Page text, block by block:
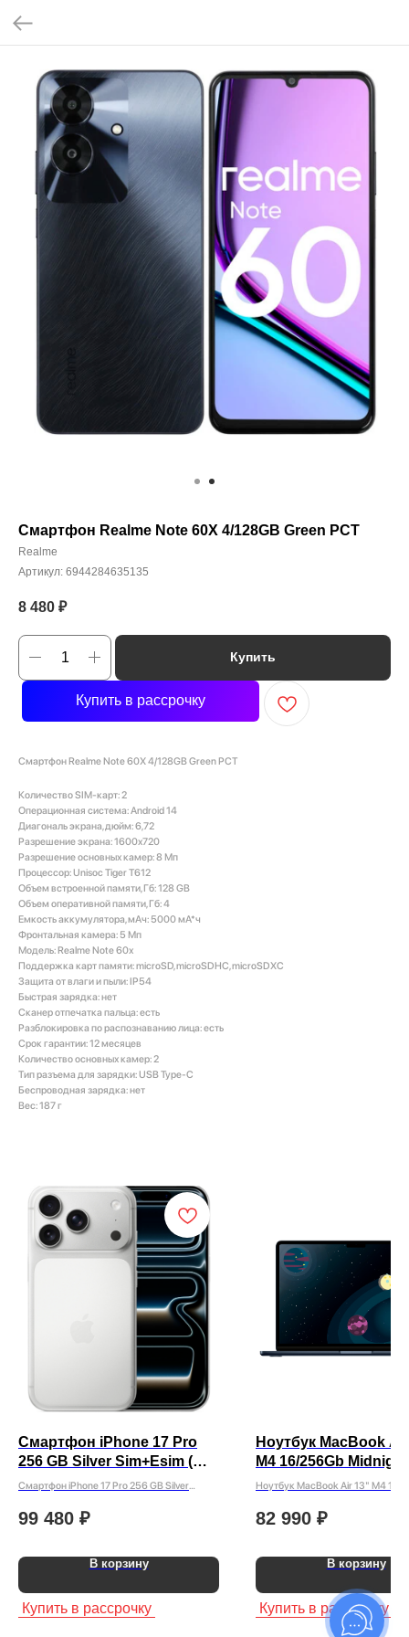
Смартфон Realme Note 60Х 4/128GB Green РСТ
Realme
Артикул: 6944284635135
8 480 ₽
Купить
Купить в рассрочку
Смартфон Realme Note 60Х 4/128GB Green РСТ
Количество SIM-карт: 2
Операционная система: Android 14
Диагональ экрана, дюйм: 6,72
Разрешение экрана: 1600x720
Разрешение основных камер: 8 Мп
Процессор: Unisoc Tiger T612
Объем встроенной памяти, Гб: 128 GB
Объем оперативной памяти, Гб: 4
Емкость аккумулятора, мАч: 5000 мА*ч
Фронтальная камера: 5 Мп
Модель: Realme Note 60х
Поддержка карт памяти: microSD, microSDHC, microSDXC
Защита от влаги и пыли: IP54
Быстрая зарядка: нет
Сканер отпечатка пальца: есть
Разблокировка по распознаванию лица: есть
Срок гарантии: 12 месяцев
Количество основных камер: 2
Тип разъема для зарядки: USB Type-C
Беспроводная зарядка: нет
Вес: 187 г
Смартфон iPhone 17 Pro
256 GB Silver Sim+Esim (
без Rustore )
Смартфон iPhone 17 Pro 256 GB Silver
99 480 ₽
В корзину
Купить в рассрочку
Ноутбук MacBook
M4 16/256Gb Midnight
Ноутбук MacBook Air 13" M4 16/
82 990 ₽
В корзину
Купить в рассрочку